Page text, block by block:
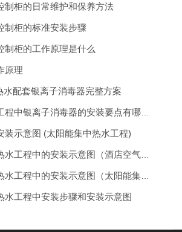
制柜的日常维护和保养方法
制柜的标准安装步骤
制柜的工作原理是什么
原理
水配套银离子消毒器完整方案
装示意图 (太阳能集中热水工程)
水工程中安装步骤和安装示意图